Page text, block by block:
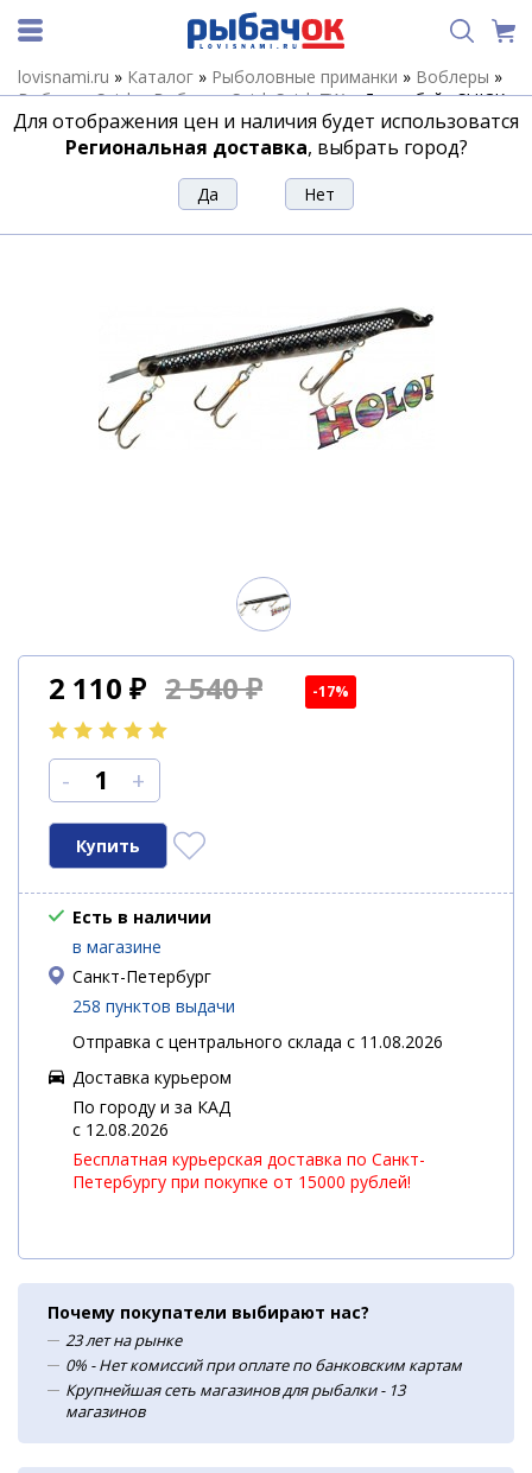
lovisnami.ru » Каталог » Рыболовные приманки » Воблеры »
Воблеры Suick»Воблеры Suick Suick 7W»Джеркбэйт SUICK
7W-HS
Джеркбэйт SUICK 7W-HS
2 110 ₽ 2 540 ₽ -17%
- +
Есть в наличии
в магазине
Санкт-Петербург
258 пунктов выдачи
Отправка с центрального склада с 11.08.2026
Доставка курьером
По городу и за КАД
c 12.08.2026
Бесплатная курьерская доставка по Санкт-
Петербургу при покупке от 15000 рублей!
Почему покупатели выбирают нас?
23 лет на рынке
0% - Нет комиссий при оплате по банковским картам
Крупнейшая сеть магазинов для рыбалки - 13
магазинов
Для отображения цен и наличия будет использоватся
Региональная доставка, выбрать город?